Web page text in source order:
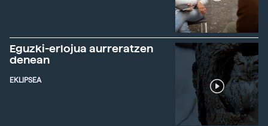
Eguzki-erlojua aurreratzen
denean
EKLIPSEA